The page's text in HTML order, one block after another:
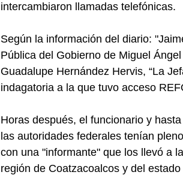
intercambiaron llamadas telefónicas.
Según la información del diario:
Pública del Gobierno de Miguel
Guadalupe Hernández Hervis, “La
indagatoria a la que tuvo acceso
Horas después, el funcionario y
las autoridades federales tenían
con una "informante" que los llevó a
región de Coatzacoalcos y del estado